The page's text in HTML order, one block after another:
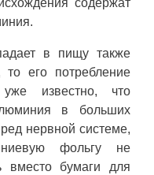
содержат
в пищу также
его потребление
уже известно, что
в больших
нервной системе,
фольгу не
вместо бумаги для